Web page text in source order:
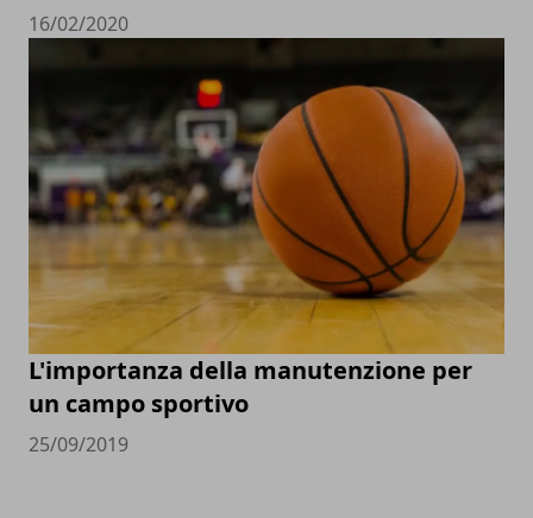
16/02/2020
L'importanza della manutenzione per
un campo sportivo
25/09/2019